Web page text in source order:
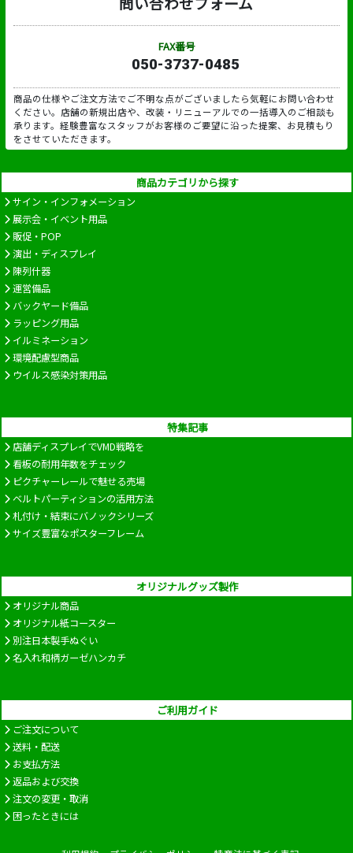
FAX番号
050-3737-0485
商品の仕様やご注文方法でご不明な点がございましたら気軽にお問い合わせ
ください。店舗の新規出店や、改装・リニューアルでの一括導入のご相談も
承ります。経験豊富なスタッフがお客様のご要望に沿った提案、お見積もり
をさせていただきます。
商品カテゴリから探す
サイン・インフォメーション
展示会・イベント用品
販促・POP
演出・ディスプレイ
陳列什器
運営備品
バックヤード備品
ラッピング用品
イルミネーション
環境配慮型商品
ウイルス感染対策用品
特集記事
店舗ディスプレイでVMD戦略を
看板の耐用年数をチェック
ピクチャーレールで魅せる売場
ベルトパーティションの活用方法
札付け・結束にバノックシリーズ
サイズ豊富なポスターフレーム
オリジナルグッズ製作
オリジナル商品
オリジナル紙コースター
別注日本製手ぬぐい
名入れ和柄ガーゼハンカチ
ご利用ガイド
ご注文について
送料・配送
お支払方法
返品および交換
注文の変更・取消
困ったときには